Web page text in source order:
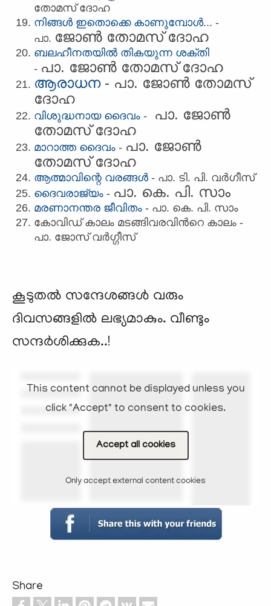
തോമസ്‌ ദോഹ
നിങ്ങള്‍ ഇതൊക്കെ കാണുമ്പോള്‍... -
പാ. ജോണ്‍ തോമസ്‌ ദോഹ
ബലഹീനതയില്‍ തികയുന്ന ശക്തി
- പാ. ജോണ്‍ തോമസ്‌ ദോഹ
ആരാധന- പാ. ജോണ്‍ തോമസ്‌
ദോഹ
വിശുദ്ധനായ ദൈവം - പാ. ജോണ്‍
തോമസ്‌ ദോഹ
മാറാത്ത ദൈവം - പാ. ജോണ്‍
തോമസ്‌ ദോഹ
ആത്മാവിന്റെ വരങ്ങള്‍ - പാ. ടി. പി. വര്‍ഗീസ്‌
ദൈവരാജ്യം - പാ. കെ. പി. സാം
മരണാനന്തര ജീവിതം - പാ. കെ. പി. സാം
കോവി​ഡ് കാലം മടങ്ങിവരവിന്‍റെ കാലം -
പാ. ജോസ് വര്‍ഗ്ഗീസ്
കൂടുതല്‍ സന്ദേശങ്ങള്‍ വരും
ദിവസങ്ങളില്‍ ലഭ്യമാകും. വീണ്ടും
സന്ദര്‍ശിക്കുക..!
This content cannot be displayed unless you
click "Accept" to consent to cookies.
Accept all cookies
Only accept external content cookies
Share